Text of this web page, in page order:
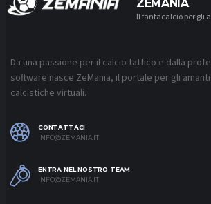
ZEMANIA
Il fantacalcio per gli
Da una passione per il calcio tattico e dalla
software nasce ZeMania, il portale per gli
calcistiche virtuali.
CONTATTACI
INFO@ZEMANIA.IT
ENTRA NEL NOSTRO TEAM
INFO@ZEMANIA.IT